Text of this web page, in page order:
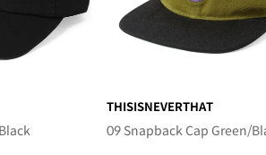
THISISNEVERTHAT
09 Snapback Cap Green/